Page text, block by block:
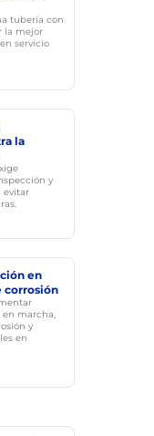
tubería con
la mejor
servicio
la
y
evitar
en
corrosión
marcha,
y
en